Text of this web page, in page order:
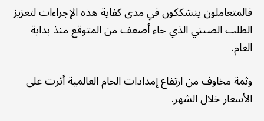
فالمتعاملون يتشككون في مدى كفاية هذه الإجراءات لتعزيز
الطلب الصيني الذي جاء أضعف من المتوقع منذ بداية
العام.
وثمة مخاوف من ارتفاع إمدادات الخام العالمية أثرت على
الأسعار خلال الشهر.